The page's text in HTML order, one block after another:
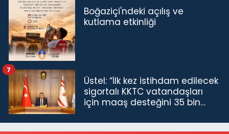
Boğaziçi'ndeki açılış ve
kutlama etkinliği
Üstel: “İlk kez istihdam edilecek
sigortalı KKTC vatandaşları
için maaş desteğini 35 bin
7